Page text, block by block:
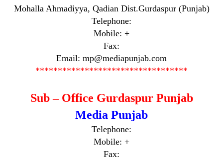
Mohalla Ahmadiyya, Qadian Dist.Gurdaspur (Punjab)
Telephone:
Mobile: +
Fax:
Email: mp@mediapunjab.com
**********************************
Sub – Office Gurdaspur Punjab
Media Punjab
Telephone:
Mobile: +
Fax: